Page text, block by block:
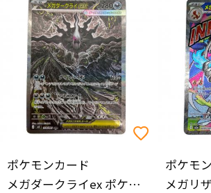
ポケモンカード
メガダークライex ポケモンカード 114/081 SAR @
ポケモ